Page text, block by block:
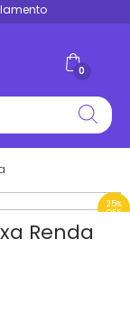
0
25%
OFF
Renda